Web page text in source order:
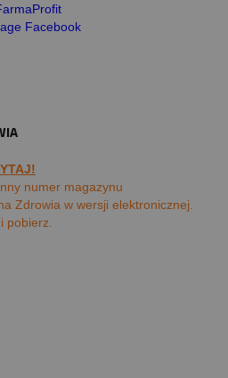
Facebook
numer magazynu
Zdrowia w wersji elektronicznej.
pobierz.